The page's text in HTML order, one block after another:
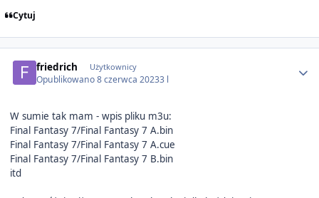
Cytuj
friedrich Użytkownicy
Opublikowano8 czerwca 20233 l
W sumie tak mam - wpis pliku m3u:
Final Fantasy 7/Final Fantasy 7 A.bin
Final Fantasy 7/Final Fantasy 7 A.cue
Final Fantasy 7/Final Fantasy 7 B.bin
itd